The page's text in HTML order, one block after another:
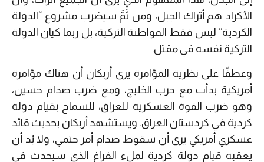
الأكراد هم أتراك الجبل، ومن ثَمَّ سيضرب مشروع “الدولة
الكردية” ليس فقط المواطنة التركية، بل ربما كيان الدولة
التركية نفسه في مقتل.
وعطفًا على نظرية المؤامرة يرى أربكان أن هناك مؤامرة
أمريكية بدأت مع حرب الخليج، ومع ضرب صدام حسين،
وهو ضرب القوة العسكرية للعراق، للسماح بقيام دولة
كردية في كردستان العراق. ويستشهد أربكان بحديث قائد
عسكري أمريكي يرى أن سقوط صدام أمر حتمي، ولا بُد أن
يعقبه قيام دولة كردية لملء الفراغ الذي سيحدث في